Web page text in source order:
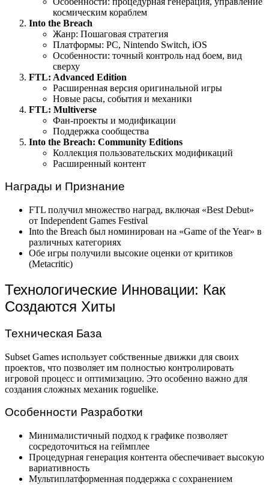
космическим кораблем
Into the Breach
Жанр: Пошаговая стратегия
Платформы: PC, Nintendo Switch, iOS
Особенности: точный контроль над боем, вид
сверху
FTL: Advanced Edition
Расширенная версия оригинальной игры
Новые расы, события и механики
FTL: Multiverse
Фан-проекты и модификации
Поддержка сообщества
Into the Breach: Community Editions
Коллекция пользовательских модификаций
Расширенный контент
Награды и Признание
FTL получил множество наград, включая «Best Debut»
от Independent Games Festival
Into the Breach был номинирован на «Game of the Year» в
различных категориях
Обе игры получили высокие оценки от критиков
(Metacritic)
Технологические Инновации: Как
Создаются Хиты
Техническая База
Subset Games использует собственные движки для своих
проектов, что позволяет им полностью контролировать
игровой процесс и оптимизацию. Это особенно важно для
создания сложных механик roguelike.
Особенности Разработки
Минималистичный подход к графике позволяет
сосредоточиться на геймплее
Процедурная генерация контента обеспечивает высокую
вариативность
Мультиплатформенная поддержка с сохранением